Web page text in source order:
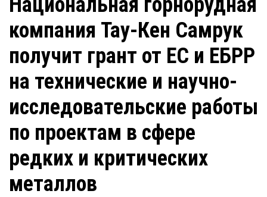
компания Тау-Кен Самрук
получит грант от ЕС и ЕБРР
на технические и научно-
исследовательские работы
по проектам в сфере
редких и критических
металлов